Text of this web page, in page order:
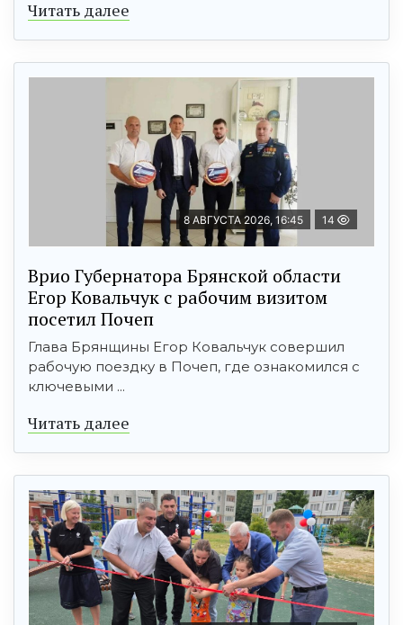
Читать далее
8 АВГУСТА 2026, 16:45 14
Врио Губернатора Брянской области
Егор Ковальчук с рабочим визитом
посетил Почеп
Глава Брянщины Егор Ковальчук совершил
рабочую поездку в Почеп, где ознакомился с
ключевыми ...
Читать далее